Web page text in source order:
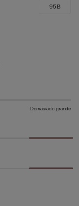
95B
Demasiado grande